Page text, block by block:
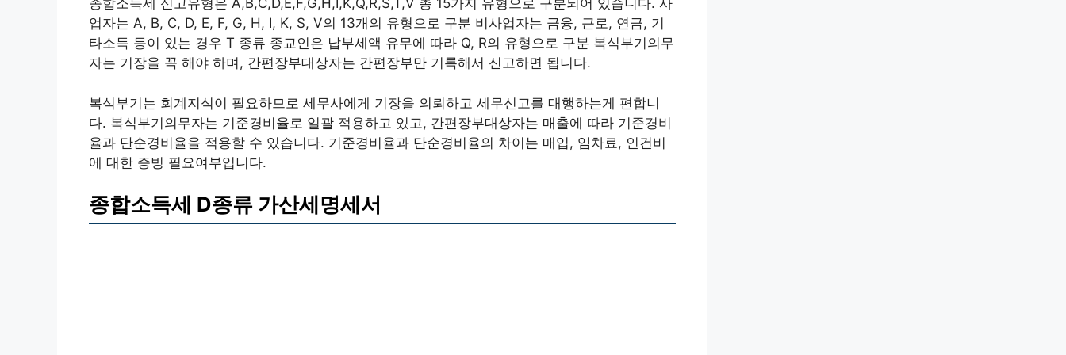
종합소득세 신고유형은 A,B,C,D,E,F,G,H,I,K,Q,R,S,T,V 총 15가지 유형으로 구분되어 있습니다. 사
업자는 A, B, C, D, E, F, G, H, I, K, S, V의 13개의 유형으로 구분 비사업자는 금융, 근로, 연금, 기
타소득 등이 있는 경우 T 종류 종교인은 납부세액 유무에 따라 Q, R의 유형으로 구분 복식부기의무
자는 기장을 꼭 해야 하며, 간편장부대상자는 간편장부만 기록해서 신고하면 됩니다.
복식부기는 회계지식이 필요하므로 세무사에게 기장을 의뢰하고 세무신고를 대행하는게 편합니
다. 복식부기의무자는 기준경비율로 일괄 적용하고 있고, 간편장부대상자는 매출에 따라 기준경비
율과 단순경비율을 적용할 수 있습니다. 기준경비율과 단순경비율의 차이는 매입, 임차료, 인건비
에 대한 증빙 필요여부입니다.
종합소득세 D종류 가산세명세서